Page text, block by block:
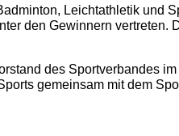
Leichtathletik und
den Gewinnern vertreten.
des Sportverbandes
gemeinsam mit dem